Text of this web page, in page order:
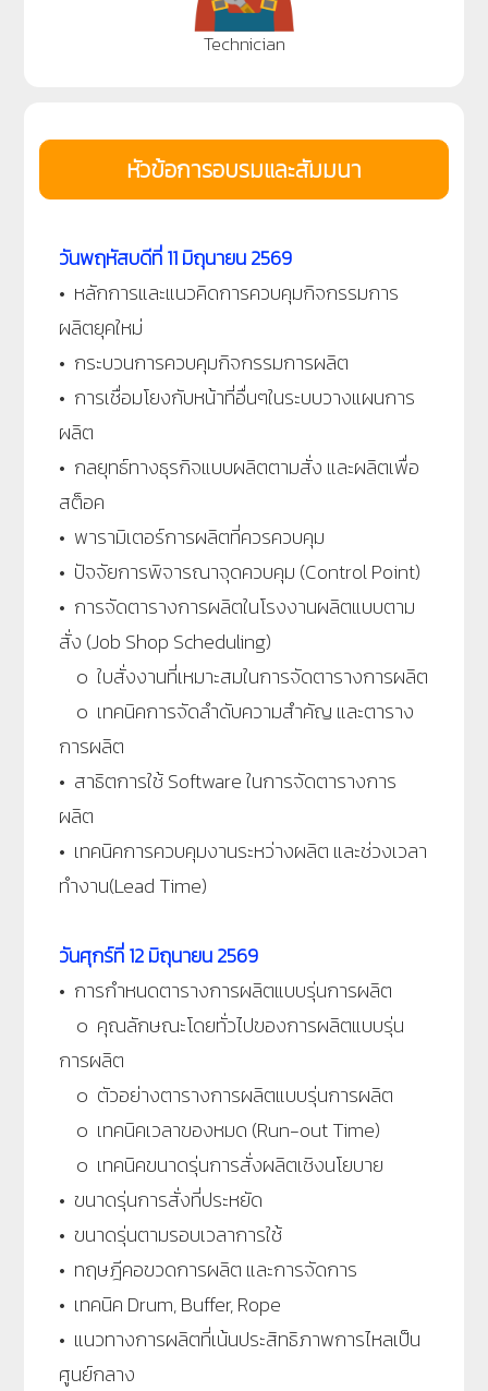
Technician
หัวข้อการอบรมและสัมมนา
วันพฤหัสบดีที่ 11 มิถุนายน 2569
• หลักการและแนวคิดการควบคุมกิจกรรมการ
ผลิตยุคใหม่
• กระบวนการควบคุมกิจกรรมการผลิต
• การเชื่อมโยงกับหน้าที่อื่นๆในระบบวางแผนการ
ผลิต
• กลยุทธ์ทางธุรกิจแบบผลิตตามสั่ง และผลิตเพื่อ
สต็อค
• พารามิเตอร์การผลิตที่ควรควบคุม
• ปัจจัยการพิจารณาจุดควบคุม (Control Point)
• การจัดตารางการผลิตในโรงงานผลิตแบบตาม
สั่ง (Job Shop Scheduling)
๐ ใบสั่งงานที่เหมาะสมในการจัดตารางการผลิต
๐ เทคนิคการจัดลำดับความสำคัญ และตาราง
การผลิต
• สาธิตการใช้ Software ในการจัดตารางการ
ผลิต
• เทคนิคการควบคุมงานระหว่างผลิต และช่วงเวลา
ทำงาน(Lead Time)
วันศุกร์ที่12 มิถุนายน 2569
• การกำหนดตารางการผลิตแบบรุ่นการผลิต
๐ คุณลักษณะโดยทั่วไปของการผลิตแบบรุ่น
การผลิต
๐ ตัวอย่างตารางการผลิตแบบรุ่นการผลิต
๐ เทคนิคเวลาของหมด (Run-out Time)
๐ เทคนิคขนาดรุ่นการสั่งผลิตเชิงนโยบาย
• ขนาดรุ่นการสั่งที่ประหยัด
• ขนาดรุ่นตามรอบเวลาการใช้
• ทฤษฎีคอขวดการผลิต และการจัดการ
• เทคนิค Drum, Buffer, Rope
• แนวทางการผลิตที่เน้นประสิทธิภาพการไหลเป็น
ศูนย์กลาง